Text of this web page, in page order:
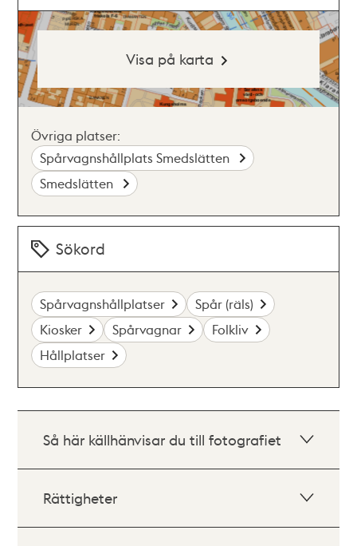
Visa på karta
Övriga platser:
Spårvagnshållplats Smedslätten
Smedslätten
Sökord
Spårvagnshållplatser
Spår (räls)
Kiosker
Spårvagnar
Folkliv
Hållplatser
Så här källhänvisar du till fotografiet
Rättigheter